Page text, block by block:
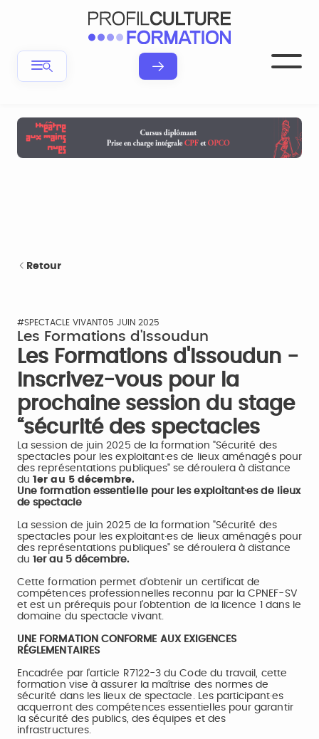
Retour
#SPECTACLE VIVANT05 JUIN 2025
Les Formations d'Issoudun
Les Formations d'Issoudun -
Inscrivez-vous pour la
prochaine session du stage
“sécurité des spectacles
La session de juin 2025 de la formation "Sécurité des
spectacles pour les exploitant·es de lieux aménagés pour
des représentations publiques" se déroulera à distance
du1er au 5 décembre.
Une formation essentielle pour les exploitant·es de lieux
de spectacle
La session de juin 2025 de la formation "Sécurité des
spectacles pour les exploitant·es de lieux aménagés pour
des représentations publiques" se déroulera à distance
du1er au 5 décembre.
Cette formation permet d'obtenir un certificat de
compétences professionnelles reconnu par la CPNEF-SV
et est un prérequis pour l'obtention de la licence 1 dans le
domaine du spectacle vivant.
UNE FORMATION CONFORME AUX EXIGENCES
RÉGLEMENTAIRES
Encadrée par l'article R7122-3 du Code du travail, cette
formation vise à assurer la maîtrise des normes de
sécurité dans les lieux de spectacle. Les participant·es
acquerront des compétences essentielles pour garantir
la sécurité des publics, des équipes et des
infrastructures.